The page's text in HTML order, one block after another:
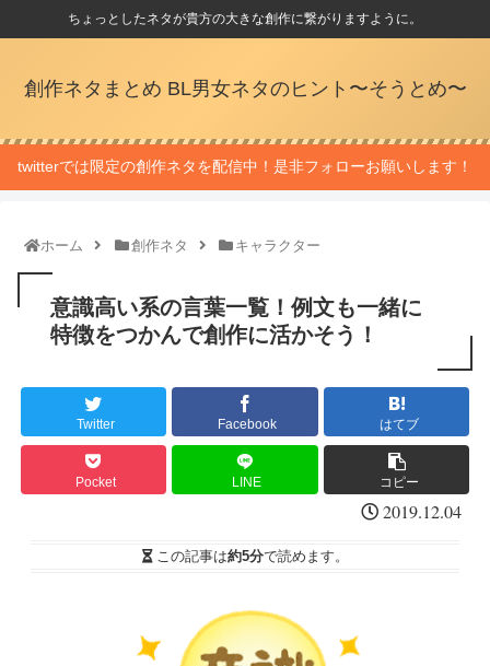
ちょっとしたネタが貴方の大きな創作に繋がりますように。
創作ネタまとめ BL男女ネタのヒント〜そうとめ〜
twitterでは限定の創作ネタを配信中！是非フォローお願いします！
ホーム 創作ネタ キャラクター
意識高い系の言葉一覧！例文も一緒に
特徴をつかんで創作に活かそう！
Twitter Facebook はてブ
Pocket LINE コピー
2019.12.04
この記事は約5分で読めます。